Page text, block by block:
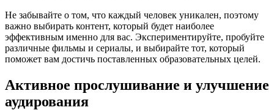
Не забывайте о том, что каждый человек уникален, поэтому
важно выбирать контент, который будет наиболее
эффективным именно для вас. Экспериментируйте, пробуйте
различные фильмы и сериалы, и выбирайте тот, который
поможет вам достичь поставленных образовательных целей.
Активное прослушивание и улучшение
аудирования